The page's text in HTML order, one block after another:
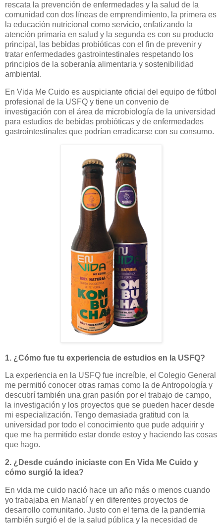
rescata la prevención de enfermedades y la salud de la
comunidad con dos líneas de emprendimiento, la primera es
la educación nutricional como servicio, enfatizando la
atención primaria en salud y la segunda es con su producto
principal, las bebidas probióticas con el fin de prevenir y
tratar enfermedades gastrointestinales respetando los
principios de la soberanía alimentaria y sostenibilidad
ambiental.
En Vida Me Cuido es auspiciante oficial del equipo de fútbol
profesional de la USFQ y tiene un convenio de
investigación con el área de microbiología de la universidad
para estudios de bebidas probióticas y de enfermedades
gastrointestinales que podrían erradicarse con su consumo.
1. ¿Cómo fue tu experiencia de estudios en la USFQ?
La experiencia en la USFQ fue increíble, el Colegio General
me permitió conocer otras ramas como la de Antropología y
descubrí también una gran pasión por el trabajo de campo,
la investigación y los proyectos que se pueden hacer desde
mi especialización. Tengo demasiada gratitud con la
universidad por todo el conocimiento que pude adquirir y
que me ha permitido estar donde estoy y haciendo las cosas
que hago.
2. ¿Desde cuándo iniciaste con En Vida Me Cuido y
cómo surgió la idea?
En vida me cuido nació hace un año más o menos cuando
yo trabajaba en Manabí y en diferentes proyectos de
desarrollo comunitario. Justo con el tema de la pandemia
también surgió el de la salud pública y la necesidad de